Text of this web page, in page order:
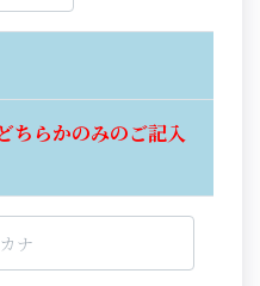
ちらかのみのご記入